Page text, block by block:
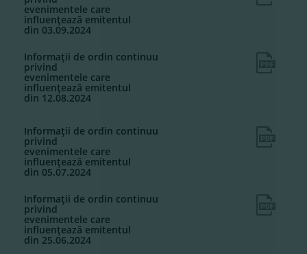
evenimentele care
influenţează emitentul
din 03.09.2024
Informaţii de ordin continuu
privind
evenimentele care
influenţează emitentul
din 12.08.2024
Informaţii de ordin continuu
privind
evenimentele care
influenţează emitentul
din 05.07.2024
Informaţii de ordin continuu
privind
evenimentele care
influenţează emitentul
din 25.06.2024